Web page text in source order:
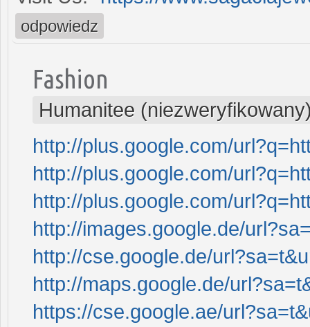
odpowiedz
Fashion
Humanitee
http://plus.google.com/
http://plus.google.com/
http://plus.google.com/
http://images.google.de/
http://cse.google.de/
http://maps.google.de/
https://cse.google.ae/